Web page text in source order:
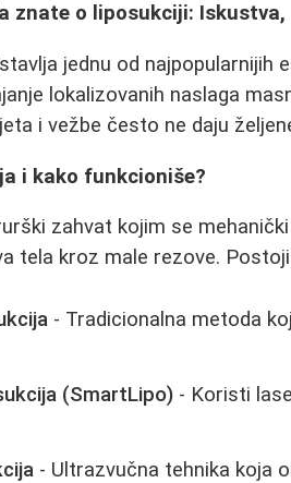
znate o liposukciji:
jednu od najpopularnijih
lokalizovanih naslaga
i vežbe često ne daju
i kako funkcioniše?
zahvat kojim se
tela kroz male rezove.
- Tradicionalna metoda
(SmartLipo) - Koristi
- Ultrazvučna tehnika koja